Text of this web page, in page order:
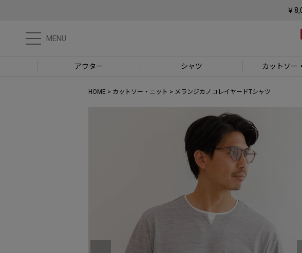
￥
MENU
アウター シャツ カットソー
HOME カットソー・ニット メランジカノコレイヤードTシャツ